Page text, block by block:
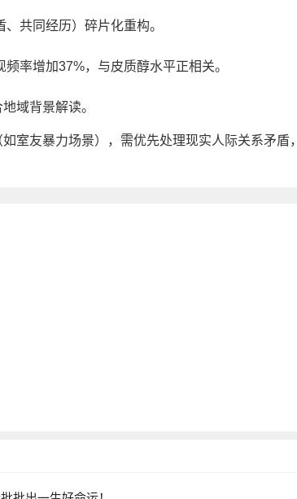
共同经历）碎片化重构。
率增加37%，与皮质醇水平正相关。
域背景解读。
室友暴力场景），需优先处理现实人际关系矛盾，